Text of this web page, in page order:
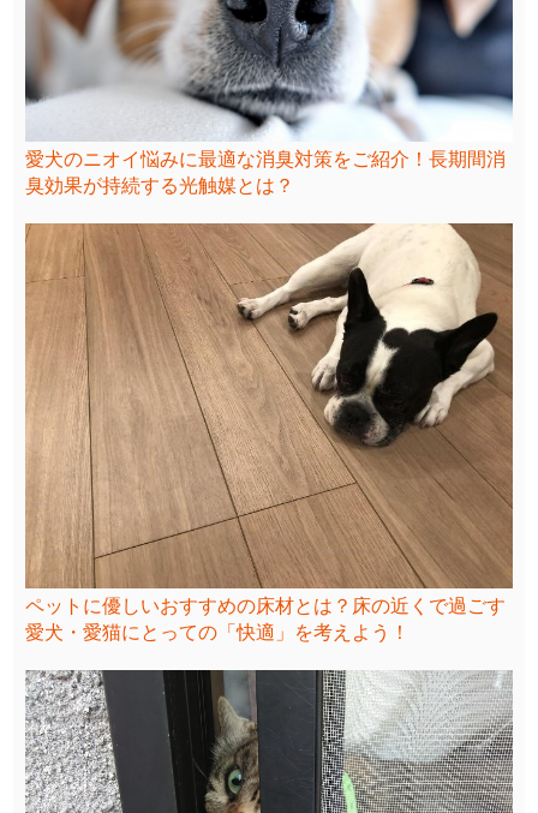
愛犬のニオイ悩みに最適な消臭対策をご紹介！長期間消
臭効果が持続する光触媒とは？
ペットに優しいおすすめの床材とは？床の近くで過ごす
愛犬・愛猫にとっての「快適」を考えよう！